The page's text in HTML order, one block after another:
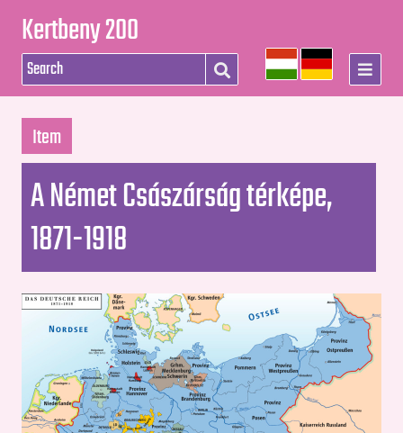
Kertbeny 200
A Német Császárság térképe,
1871-1918
Item